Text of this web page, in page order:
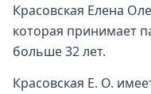
Красовская Елена
которая принимает
больше 32 лет.
Красовская Е. О.